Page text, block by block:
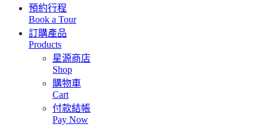
預約行程
Book a Tour
訂購產品
Products
星源商店
Shop
購物車
Cart
付款結帳
Pay Now